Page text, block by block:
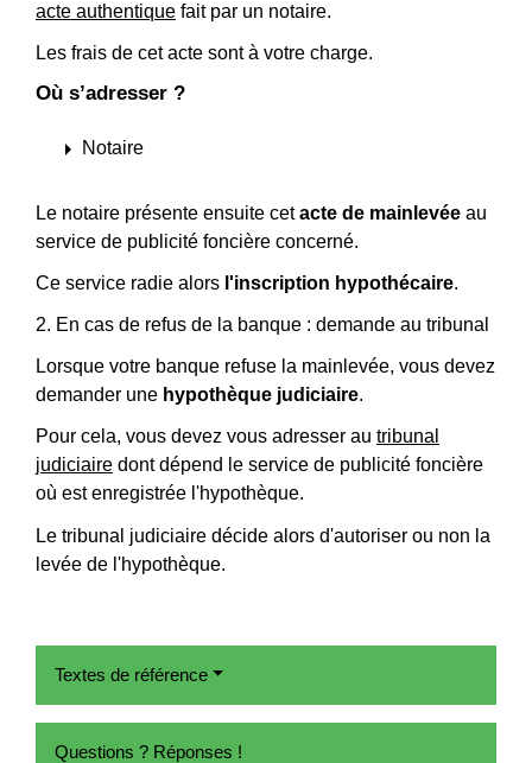
acte authentique fait par un notaire.
Les frais de cet acte sont à votre charge.
Où s’adresser ?
arrow_right Notaire
Le notaire présente ensuite cetacte de mainlevée au
service de publicité foncière concerné.
Ce service radie alors l'inscription hypothécaire.
2. En cas de refus de la banque : demande au tribunal
Lorsque votre banque refuse la mainlevée, vous devez
demander une hypothèque judiciaire.
Pour cela, vous devez vous adresser au tribunal
judiciaire dont dépend le service de publicité foncière
où est enregistrée l'hypothèque.
Le tribunal judiciaire décide alors d'autoriser ou non la
levée de l'hypothèque.
Textes de référence
Questions ? Réponses !